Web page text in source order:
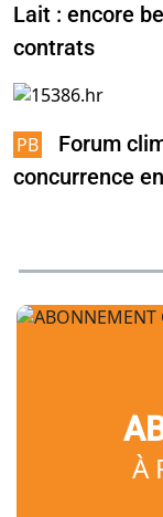
Lait : encore
contrats
Forum
concurrence
À